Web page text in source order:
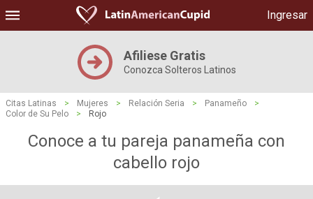
Ingresar
Afiliese Gratis
Conozca Solteros Latinos
Citas Latinas > Mujeres > Relación Seria > Panameño
>
Color de Su Pelo
> Rojo
Conoce a tu pareja panameña con
cabello rojo